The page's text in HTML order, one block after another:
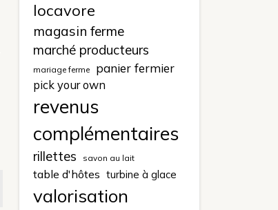
locavore
magasin ferme
marché producteurs
mariage ferme
panier fermier
pick your own
revenus
complémentaires
rillettes savon au lait
table d'hôtes turbine à glace
valorisation